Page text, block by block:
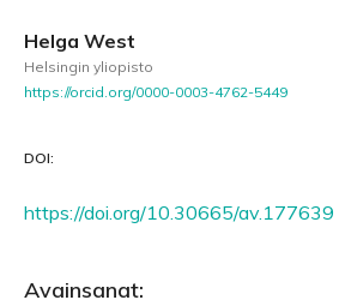
Helga West
Helsingin yliopisto
https://orcid.org/0000-0003-4762-5449
DOI:
https://doi.org/10.30665/av.177639
Avainsanat: